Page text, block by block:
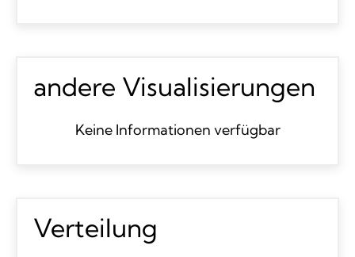
andere Visualisierungen
Keine Informationen verfügbar
Verteilung